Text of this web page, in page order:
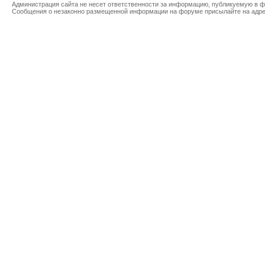
Администрация сайта не несет ответственности за информацию, публикуемую
Сообщения о незаконно размещенной информации на форуме присылайте на